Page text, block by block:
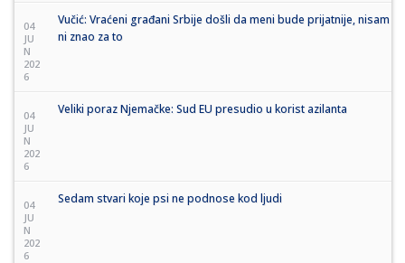
04
JU
N
202
6
Vučić: Vraćeni građani Srbije došli da meni bude prijatnije, nisam
ni znao za to
04
JU
N
202
6
Veliki poraz Njemačke: Sud EU presudio u korist azilanta
04
JU
N
202
6
Sedam stvari koje psi ne podnose kod ljudi